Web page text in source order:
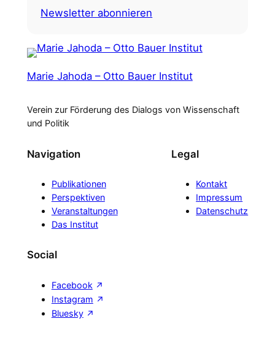
Newsletter abonnieren
Marie Jahoda – Otto Bauer Institut
Verein zur Förderung des Dialogs von Wissenschaft
und Politik
Navigation
Publikationen
Perspektiven
Veranstaltungen
Das Institut
Legal
Kontakt
Impressum
Datenschutz
Social
Facebook
Instagram
Bluesky